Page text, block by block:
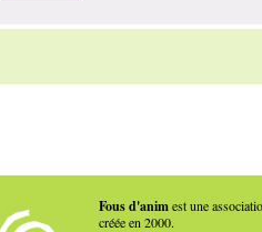
Fous d'animest une
créée en 2000.